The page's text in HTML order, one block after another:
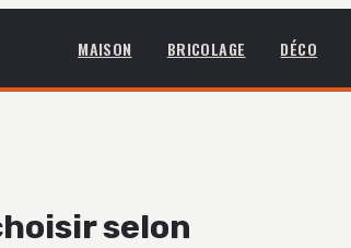
MAISON BRICOLAGE DÉCO
selon